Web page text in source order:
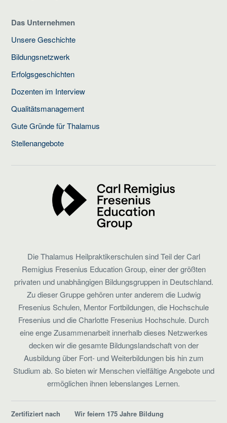
Das Unternehmen
Unsere Geschichte
Bildungsnetzwerk
Erfolgsgeschichten
Dozenten im Interview
Qualitätsmanagement
Gute Gründe für Thalamus
Stellenangebote
Die Thalamus Heilpraktikerschulen sind Teil der Carl
Remigius Fresenius Education Group, einer der größten
privaten und unabhängigen Bildungsgruppen in Deutschland.
Zu dieser Gruppe gehören unter anderem die Ludwig
Fresenius Schulen, Mentor Fortbildungen, die Hochschule
Fresenius und die Charlotte Fresenius Hochschule. Durch
eine enge Zusammenarbeit innerhalb dieses Netzwerkes
decken wir die gesamte Bildungslandschaft von der
Ausbildung über Fort- und Weiterbildungen bis hin zum
Studium ab. So bieten wir Menschen vielfältige Angebote und
ermöglichen ihnen lebenslanges Lernen.
Zertifiziert nach Wir feiern 175 Jahre Bildung